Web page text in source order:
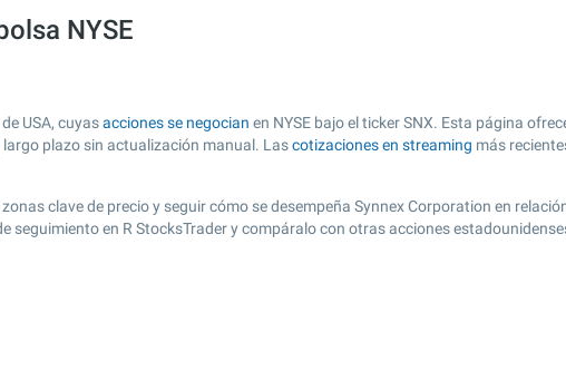
NYSE
USA, cuyasacciones se negocian en NYSE bajo el ticker SNX. Esta página
plazo sin actualización manual. Lascotizaciones en streaming más
clave de precio y seguir cómo se desempeña Synnex Corporation en
seguimiento en R StocksTrader y compáralo con otras acciones